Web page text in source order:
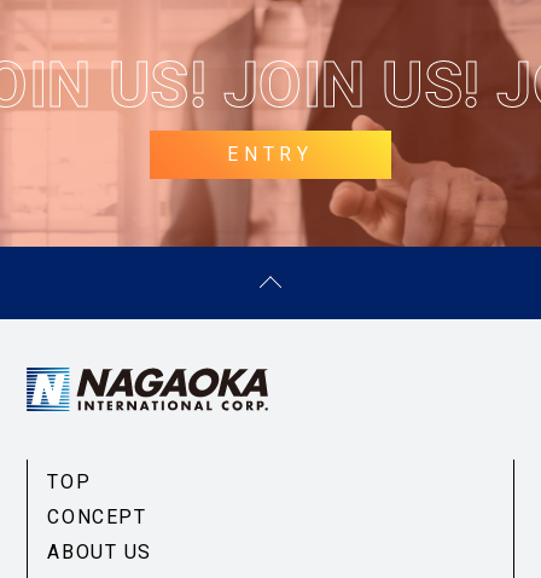
US!JOIN US!
ENTRY
TOP
CONCEPT
ABOUT US